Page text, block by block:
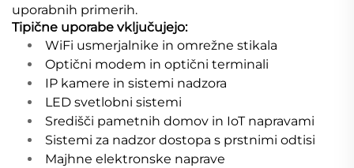
uporabnih primerih.
Tipične uporabe vključujejo:
WiFi usmerjalnike in omrežne stikala
Optični modem in optični terminali
IP kamere in sistemi nadzora
LED svetlobni sistemi
Središči pametnih domov in IoT napravami
Sistemi za nadzor dostopa s prstnimi odtisi
Majhne elektronske naprave